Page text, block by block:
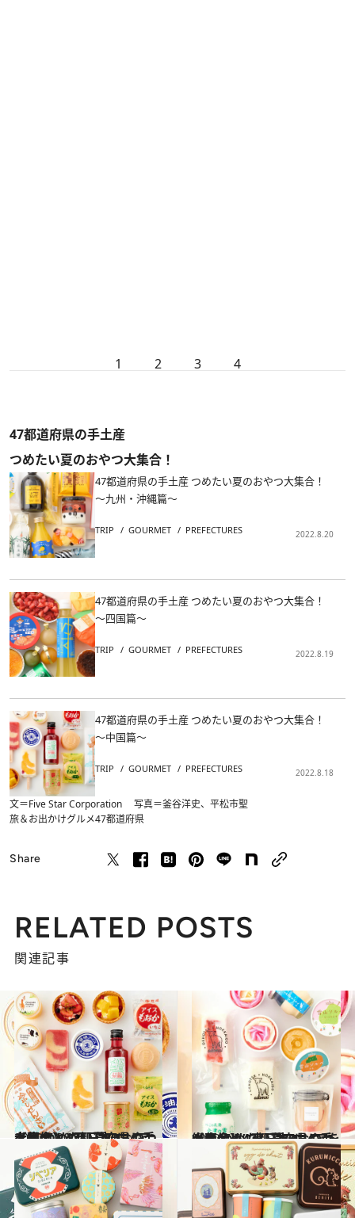
1 2 3 4
47都道府県の手土産
つめたい夏のおやつ大集合！
47都道府県の手土産 つめたい夏のおやつ大集合！
～九州・沖縄篇～
TRIP GOURMET PREFECTURES 2022.8.20
47都道府県の手土産 つめたい夏のおやつ大集合！
～四国篇～
TRIP GOURMET PREFECTURES 2022.8.19
47都道府県の手土産 つめたい夏のおやつ大集合！
～中国篇～
TRIP GOURMET PREFECTURES 2022.8.18
文＝Five Star Corporation 写真＝釜谷洋史、平松市聖
旅＆お出かけグルメ47都道府県
Share
RELATED POSTS
関連記事
2022.7.20
【画像】47都道府県の手土産 つめたい夏のおやつ大集合！ “西日本エリアを総まとめ”
グルメ 2022.7.6
【画像】47都道府県の手土産 つめたい夏のおやつ大集合！ “東日本エリアを総まとめ”
グルメ